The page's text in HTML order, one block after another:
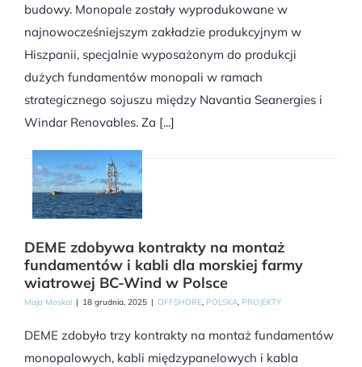
budowy. Monopale zostały wyprodukowane w
najnowocześniejszym zakładzie produkcyjnym w
Hiszpanii, specjalnie wyposażonym do produkcji
dużych fundamentów monopali w ramach
strategicznego sojuszu między Navantia Seanergies i
Windar Renovables. Za [...]
DEME zdobywa kontrakty na montaż
fundamentów i kabli dla morskiej farmy
wiatrowej BC-Wind w Polsce
Maja Moskal | 18 grudnia, 2025 | OFFSHORE, POLSKA, PROJEKTY
DEME zdobyło trzy kontrakty na montaż fundamentów
monopalowych, kabli międzypanelowych i kabla